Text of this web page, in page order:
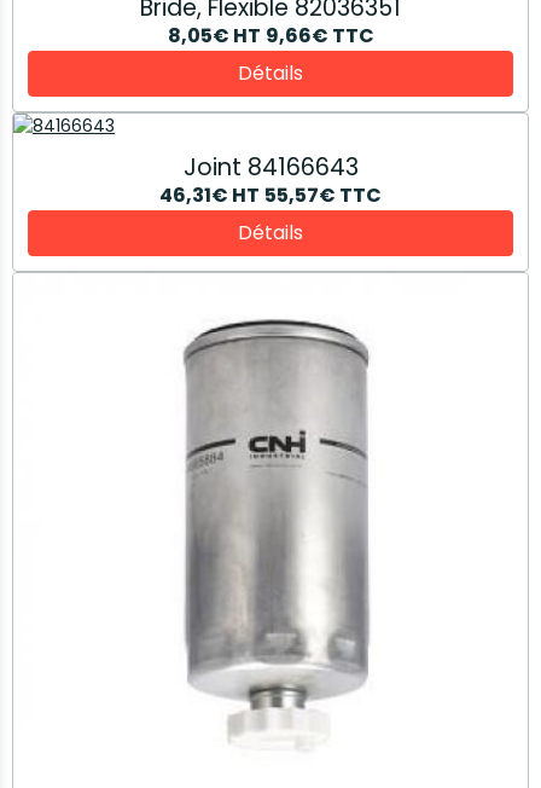
Bride, Flexible 82036351
8,05€ HT 9,66€ TTC
Détails
Joint 84166643
46,31€ HT 55,57€ TTC
Détails